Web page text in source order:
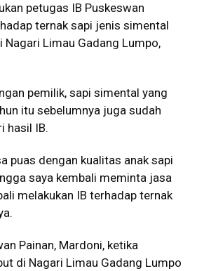
petugas IB Puskeswan
ternak sapi jenis simental
Limau Gadang Lumpo,
pemilik, sapi simental yang
itu sebelumnya juga sudah
hasil IB.
puas dengan kualitas anak sapi
saya kembali meminta jasa
melakukan IB terhadap ternak
Painan, Mardoni, ketika
di Nagari Limau Gadang Lumpo